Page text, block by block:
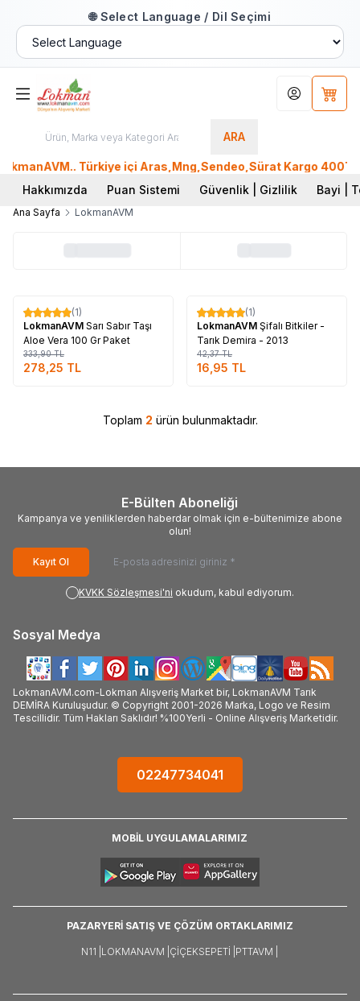
🌐 Select Language / Dil Seçimi
ARA
Hesabım
Türkiye içi Aras,Mng,Sendeo,Sürat Kargo 400TL
Hakkımızda
Puan Sistemi Güvenlik | Gizlilik Bayi |
Ana Sayfa LokmanAVM
%17
(1)
LokmanAVM Sarı Sabır Taşı
Aloe Vera 100 Gr Paket
333,90TL
278,25 TL
%60
(1)
LokmanAVM Şifalı Bitkiler -
Tarık Demira - 2013
42,37TL
16,95 TL
Toplam 2 ürün bulunmaktadır.
E-Bülten Aboneliği
Kampanya ve yeniliklerden haberdar olmak için e-bültenimize abone
olun!
Kayıt Ol
KVKK Sözleşmesi'ni okudum, kabul ediyorum.
Sosyal Medya
LokmanAVM.com-Lokman Alışveriş Market bir, LokmanAVM Tarık
DEMİRA Kuruluşudur. © Copyright 2001-2026 Marka, Logo ve Resim
Tescillidir. Tüm Hakları Saklıdır! %100Yerli - Online Alışveriş Marketidir.
02247734041
MOBİL UYGULAMALARIMIZ
PAZARYERİ SATIŞ VE ÇÖZÜM ORTAKLARIMIZ
N11 | LOKMANAVM | ÇIÇEKSEPETI | PTTAVM |